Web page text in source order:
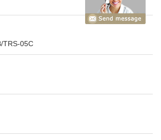
TRS-05C